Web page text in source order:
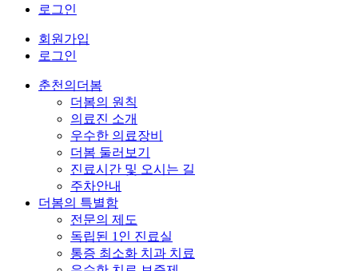
로그인
회원가입
로그인
춘천의더봄
더봄의 원칙
의료진 소개
우수한 의료장비
더봄 둘러보기
진료시간 및 오시는 길
주차안내
더봄의 특별함
전문의 제도
독립된 1인 진료실
통증 최소화 치과 치료